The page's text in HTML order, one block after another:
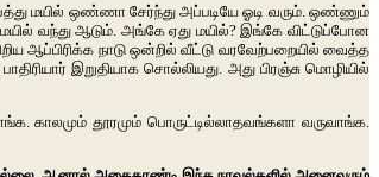
பத்து மயில் ஒண்ணா சேர்ந்து அப்படியே ஓடி வரும். ஒண்ணும்
வந்து ஆடும். அங்கே ஏது மயில்? இங்கே விட்டுப்போன
ஆப்பிரிக்க நாடு ஒன்றில் வீட்டு வரவேற்பறையில் வைத்த
இறுதியாக சொல்லியது. அது பிரஞ்சு மொழியில்
காலமும் தூரமும் பொருட்டில்லாதவங்களா வருவாங்க.